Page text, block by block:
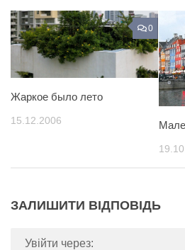
0
Жаркое было лето
15.12.2006
ЗАЛИШИТИ ВІДПОВІДЬ
Увійти через: